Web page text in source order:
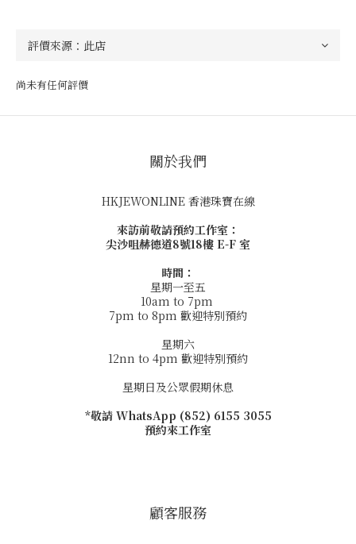
尚未有任何評價
關於我們
HKJEWONLINE 香港珠寶在線
來訪前敬請預約工作室：
尖沙咀赫德道8號18樓 E-F 室
時間：
星期一至五
10am to 7pm
7pm to 8pm 歡迎特別預約
星期六
12nn to 4pm 歡迎特別預約
星期日及公眾假期休息
*敬請 WhatsApp (852) 6155 3055
預約來工作室
顧客服務